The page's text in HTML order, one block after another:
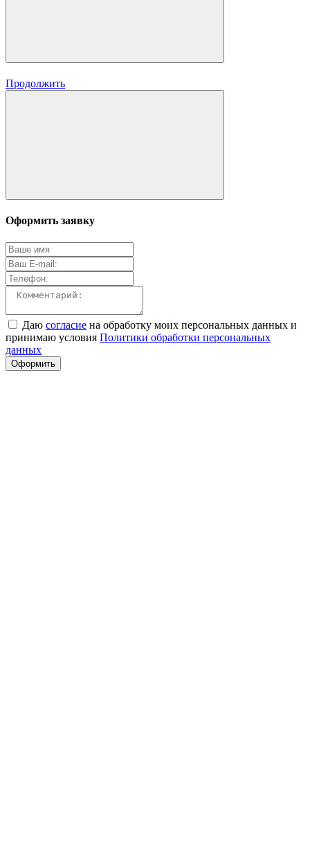
Продолжить
Оформить заявку
Даю согласие на обработку моих персональных данных и
принимаю условия Политики обработки персональных
данных
Оформить